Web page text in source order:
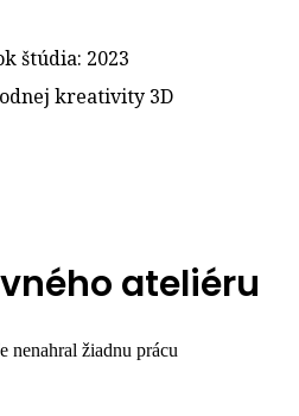
štúdia: 2023
kreativity 3D
ateliéru
nenahral žiadnu prácu